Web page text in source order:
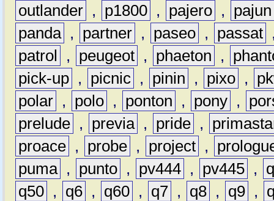
outlander , p1800 , pajero ,
pajun
panda , partner , paseo , passat
patrol
, peugeot , phaeton ,
pick-up , picnic , pinin , pixo ,
polar , polo , ponton , pony ,
prelude , previa , pride ,
proace , probe , project ,
puma , punto , pv444 , pv445 ,
q50 , q6 , q60 , q7 , q8 , q9 ,